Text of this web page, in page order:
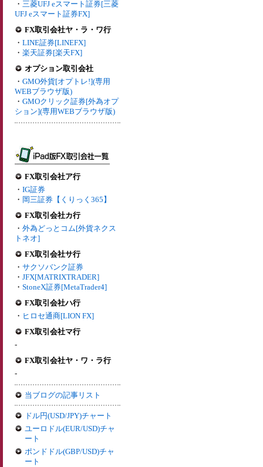
・ 三菱UFJ eスマート証券[三菱
UFJ eスマート証券FX]
FX取引会社ヤ・ラ・ワ行
・ LINE証券[LINEFX]
・ 楽天証券[楽天FX]
オプション取引会社
・ GMO外貨[オプトレ!](専用
WEBブラウザ版)
・ GMOクリック証券[外為オプ
ション](専用WEBブラウザ版)
FX取引会社ア行
・ IG証券
・ 岡三証券【くりっく365】
FX取引会社カ行
・ 外為どっとコム[外貨ネクス
トネオ]
FX取引会社サ行
・ サクソバンク証券
・ JFX[MATRIXTRADER]
・ StoneX証券[MetaTrader4]
FX取引会社ハ行
・ ヒロセ通商[LION FX]
FX取引会社マ行
-
FX取引会社ヤ・ワ・ラ行
-
当ブログの記事リスト
ドル円(USD/JPY)チャート
ユーロドル(EUR/USD)チャ
ート
ポンドドル(GBP/USD)チャ
ート